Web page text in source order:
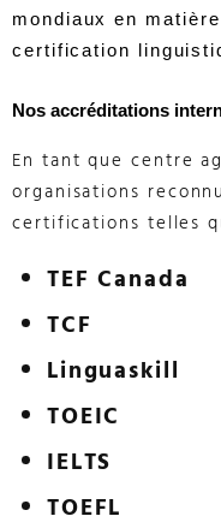
mondiaux en
certification
Nos accréditations
En tant que centre
organisations
certifications telles
TEF Canada
TCF
Linguaskill
TOEIC
IELTS
TOEFL